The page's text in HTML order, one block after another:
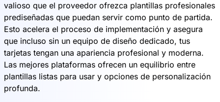
valioso que el proveedor ofrezca plantillas profesionales
prediseñadas que puedan servir como punto de partida.
Esto acelera el proceso de implementación y asegura
que incluso sin un equipo de diseño dedicado, tus
tarjetas tengan una apariencia profesional y moderna.
Las mejores plataformas ofrecen un equilibrio entre
plantillas listas para usar y opciones de personalización
profunda.